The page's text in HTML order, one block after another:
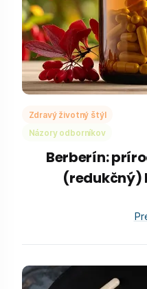
Zdravý životný štýl
Názory odborníkov
Berberín:
(redukčný)